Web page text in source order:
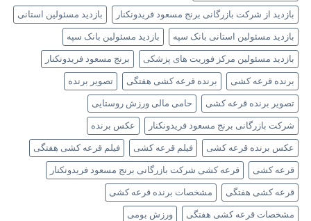
بازدید از شرکت بازرگانی برنج مسعود فریدونکنار بازدید مسئولین استانی
بازدید مسئولین استانی بانک سپه بازدید مسئولین بانک سپه
بازدید مسئولین مرکز فوریت های پزشکی برنج مسعود فریدونکنار
برنده قرعه کشی برنده قرعه کشی هفتگی تصویر برنده
تصویر برنده قرعه کشی حامی مالی ورزش روستایی
شرکت بازرگانی برنج مسعود فریدونکنار عکس برنده
عکس برنده قرعه کشی فیلم قرعه کشی فیلم قرعه کشی هفتگی
قرعه کشی قرعه کشی شرکت بازرگانی برنج مسعود فریدونکنار
قرعه کشی هفتگی مشخصات برنده قرعه کشی
مشخصات قرعه کشی هفتگی ورزش بومی